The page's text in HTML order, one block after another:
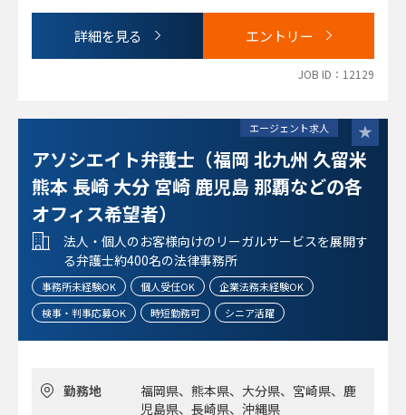
◎個人受任：可（但し、売上の20％を経費負担金として事
※随時全国各オフィスで経験弁護士の採用および検討を行っ
※現時点では当事務所のオフィスが無い地域で勤務を希望す
検討することも可能です。当事務所のオフィスが無い地域も
含めて、ご相談ください。。
問題、債務整理、遺言・相続、労働、消費者被害、B型肝炎
訴訟、外国人ビザ申請など
期代、最近では70期代の弁護士が合計10数名入所。前職は
事務所の弁護士は勿論の事、検事出身、インハウスと多彩。
定着率も高い。
■入所後 数年経過の弁護士からのコメント
＊【民事家事～企業法務】一般民事事件を幅広く担当＋企業
法務（顧問企業）の割り当てもあり、契約書作成・レビュ
ー、労働、訴訟、諸々相談も担当し経験を積める
＊【案件数など】独立した弁護士、小規模事務所に所属する
友人弁護士の話を聞くと、弊所は案件の数も多く、領域も広
いし、仕事をゼロから取る苦労もないので、そこは自分的に
はフィットするし有難い
■定時や時短勤務 相談可
■就業環境：自由度が高い、風通しが良い
詳細を見る エントリー
JOB ID：12129
エージェント求人
アソシエイト弁護士（福岡 北九州 久留米
熊本 長崎 大分 宮崎 鹿児島 那覇などの各
オフィス希望者）
法人・個人のお客様向けのリーガルサービスを展開す
る弁護士約400名の法律事務所
事務所未経験OK 個人受任OK
企業法務未経験OK
検事・判事応募OK
時短勤務可 シニア活躍
勤務地
福岡県、熊本県、大分県、宮崎県、鹿
児島県、長崎県、沖縄県